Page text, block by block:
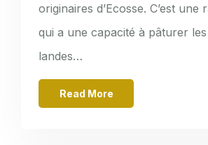
originaires d’Ecosse. C’est une
qui a une capacité à pâturer
landes…
Read More